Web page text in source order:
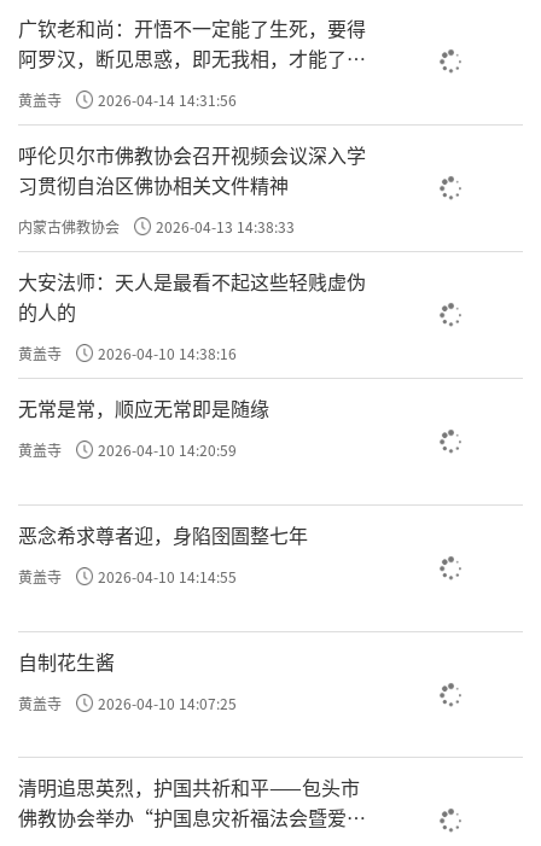
广钦老和尚：开悟不一定能了生死，要得
阿罗汉，断见思惑，即无我相，才能了生
死
黄盖寺 2026-04-14 14:31:56
呼伦贝尔市佛教协会召开视频会议深入学
习贯彻自治区佛协相关文件精神
内蒙古佛教协会 2026-04-13 14:38:33
大安法师：天人是最看不起这些轻贱虚伪
的人的
黄盖寺 2026-04-10 14:38:16
无常是常，顺应无常即是随缘
黄盖寺 2026-04-10 14:20:59
恶念希求尊者迎，身陷囹圄整七年
黄盖寺 2026-04-10 14:14:55
自制花生酱
黄盖寺 2026-04-10 14:07:25
清明追思英烈，护国共祈和平——包头市
佛教协会举办“护国息灾祈福法会暨爱国